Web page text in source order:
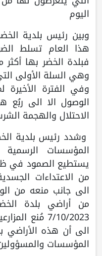
اليوم
وبين رئيس بلدية
هذا العام تسلط
وهي السلة الأولى
وفي الفترة الأخيرة
الوصول الا الى
الاحتلال والهجمة
وشدد رئيس بلدية
المؤسسات الرسمية
يستطيع الصمود في
من الاعتداءات
من أراضي بلدة
7/10/2023
الى أن هذه الأراضي
المؤسسات